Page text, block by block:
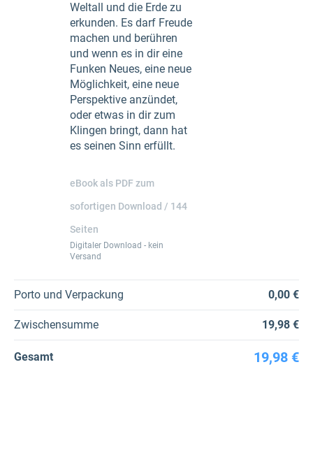
Weltall und die Erde zu
erkunden. Es darf Freude
machen und berühren
und wenn es in dir eine
Funken Neues, eine neue
Möglichkeit, eine neue
Perspektive anzündet,
oder etwas in dir zum
Klingen bringt, dann hat
es seinen Sinn erfüllt.
eBook als PDF zum
sofortigen Download / 144
Seiten
Digitaler Download - kein
Versand
Porto und Verpackung 0,00 €
Zwischensumme 19,98 €
Gesamt 19,98 €